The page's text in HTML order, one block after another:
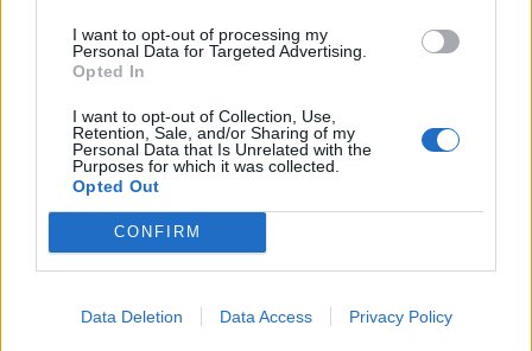
I want to opt-out of processing my
Personal Data for Targeted Advertising.
Opted In
I want to opt-out of Collection, Use,
Retention, Sale, and/or Sharing of my
Personal Data that Is Unrelated with the
Purposes for which it was collected.
Opted Out
CONFIRM
Data Deletion Data Access Privacy Policy
Sodas ir daržas
Šiuos žalumynus dar
derliaus: verta įsiminti
Sodas ir daržas
bevertė?
Sodas ir daržas